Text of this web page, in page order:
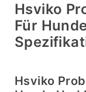
Hsviko
Für
Hsviko